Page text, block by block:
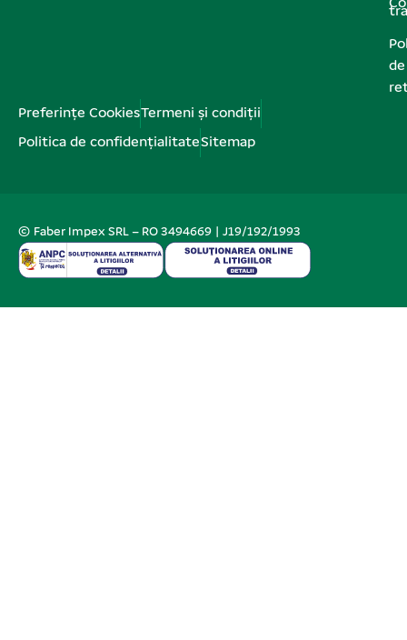
de
Preferințe CookiesTermeni și condiții
Politica de confidențialitateSitemap
© Faber Impex SRL – RO 3494669 | J19/192/1993